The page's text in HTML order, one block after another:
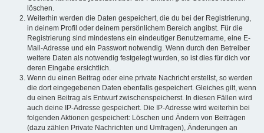
löschen.
Weiterhin werden die Daten gespeichert, die du bei der Registrierung,
in deinem Profil oder deinem persönlichem Bereich angibst. Für die
Registrierung sind mindestens ein eindeutiger Benutzername, eine E-
Mail-Adresse und ein Passwort notwendig. Wenn durch den Betreiber
weitere Daten als notwendig festgelegt wurden, so ist dies für dich vor
deren Eingabe ersichtlich.
Wenn du einen Beitrag oder eine private Nachricht erstellst, so werden
die dort eingegebenen Daten ebenfalls gespeichert. Gleiches gilt, wenn
du einen Beitrag als Entwurf zwischenspeicherst. In diesen Fällen wird
auch deine IP-Adresse gespeichert. Die IP-Adresse wird weiterhin bei
folgenden Aktionen gespeichert: Löschen und Ändern von Beiträgen
(dazu zählen Private Nachrichten und Umfragen), Änderungen an